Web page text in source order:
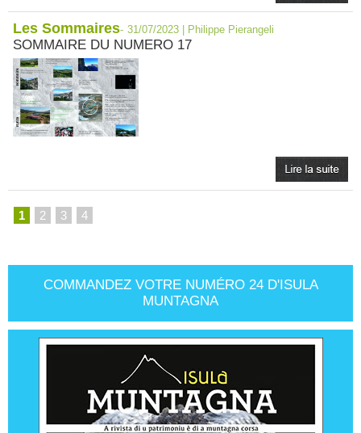
Les Sommaires- 31/07/2023 | Philippe Pierangeli
SOMMAIRE DU NUMERO 17
1 2 3 4
COMMANDEZ VOTRE NUMÉRO 24 D'ISULA
MUNTAGNA